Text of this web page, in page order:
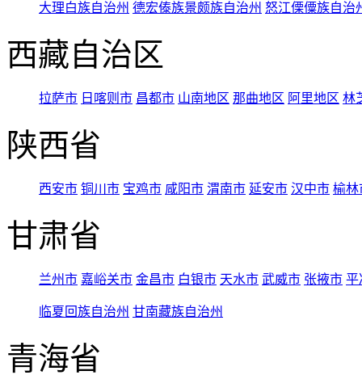
大理白族自治州 德宏傣族景颇族自治州 怒江傈僳族自治
西藏自治区
拉萨市 日喀则市 昌都市 山南地区 那曲地区 阿里地区 林
陕西省
西安市 铜川市 宝鸡市 咸阳市 渭南市 延安市 汉中市 榆林
甘肃省
兰州市 嘉峪关市 金昌市 白银市 天水市 武威市 张掖市 平
临夏回族自治州 甘南藏族自治州
青海省